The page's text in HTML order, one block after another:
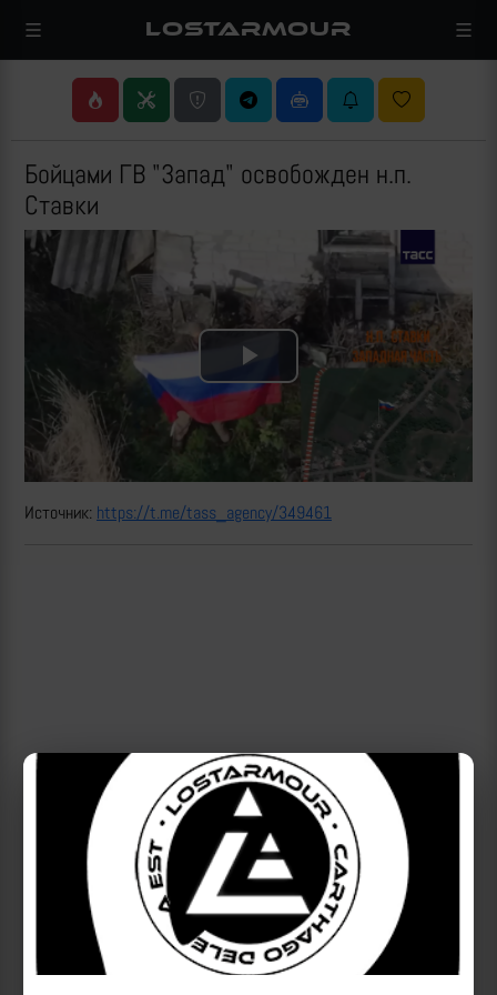
LOSTARMOUR
Бойцами ГВ "Запад" освобожден н.п.
Ставки
Play
Video
Источник: https://t.me/tass_agency/349461